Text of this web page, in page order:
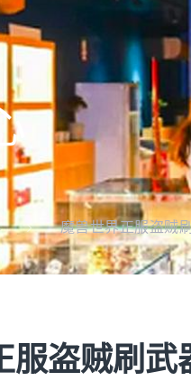
魔兽世界正服盗贼
服盗贼刷武